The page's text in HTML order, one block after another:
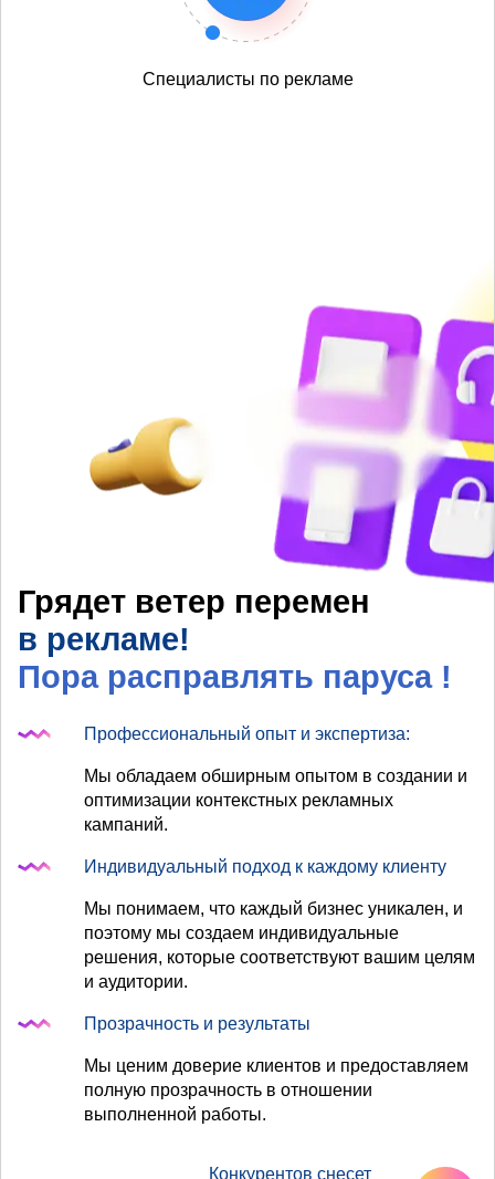
Специалисты по рекламе
Грядет ветер перемен
в рекламе!
Пора расправлять паруса !
Профессиональный опыт и экспертиза:
Мы обладаем обширным опытом в создании и
оптимизации контекстных рекламных
кампаний.
Индивидуальный подход к каждому клиенту
Мы понимаем, что каждый бизнес уникален, и
поэтому мы создаем индивидуальные
решения, которые соответствуют вашим целям
и аудитории.
Прозрачность и результаты
Мы ценим доверие клиентов и предоставляем
полную прозрачность в отношении
выполненной работы.
Конкурентов снесет